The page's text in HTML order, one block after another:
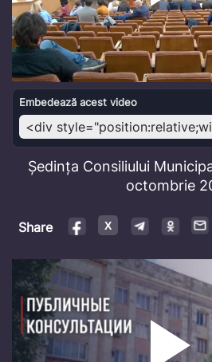
Embedează acest video
Ședința Consiliului
octombrie
Share